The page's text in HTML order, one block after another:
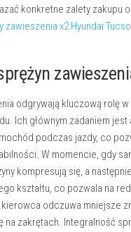
konkretne zalety zakupu
zawieszenia x2 Hyundai
odgrywają kluczową rolę
Ich głównym zadaniem jest
podczas jazdy, co
W momencie, gdy
kompresują się, a
kształtu, co pozwala na
kierowca odczuwa mniejsze
na zakrętach. Integralność